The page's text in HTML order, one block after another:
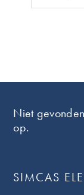
Niet
op.
SIMCAS